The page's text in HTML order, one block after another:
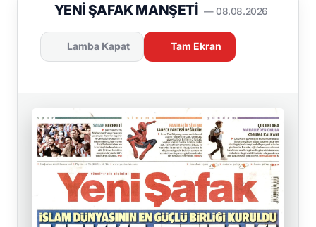
YENI ŞAFAK MANŞETI — 08.08.2026
Lamba Kapat Tam Ekran